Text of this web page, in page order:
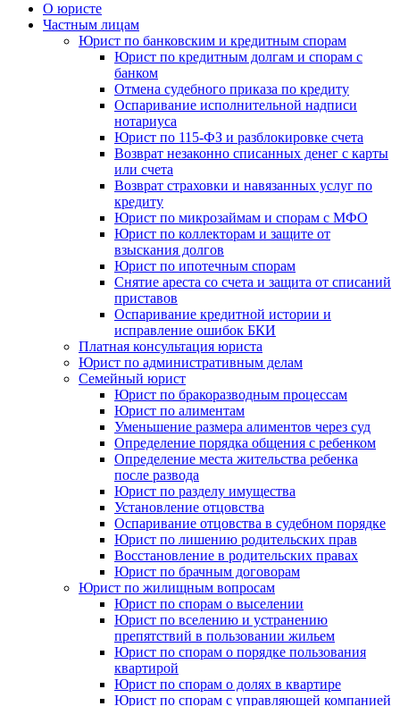
О юристе
Частным лицам
Юрист по банковским и кредитным спорам
Юрист по кредитным долгам и спорам с
банком
Отмена судебного приказа по кредиту
Оспаривание исполнительной надписи
нотариуса
Юрист по 115-ФЗ и разблокировке счета
Возврат незаконно списанных денег с карты
или счета
Возврат страховки и навязанных услуг по
кредиту
Юрист по микрозаймам и спорам с МФО
Юрист по коллекторам и защите от
взыскания долгов
Юрист по ипотечным спорам
Снятие ареста со счета и защита от списаний
приставов
Оспаривание кредитной истории и
исправление ошибок БКИ
Платная консультация юриста
Юрист по административным делам
Семейный юрист
Юрист по бракоразводным процессам
Юрист по алиментам
Уменьшение размера алиментов через суд
Определение порядка общения с ребенком
Определение места жительства ребенка
после развода
Юрист по разделу имущества
Установление отцовства
Оспаривание отцовства в судебном порядке
Юрист по лишению родительских прав
Восстановление в родительских правах
Юрист по брачным договорам
Юрист по жилищным вопросам
Юрист по спорам о выселении
Юрист по вселению и устранению
препятствий в пользовании жильем
Юрист по спорам о порядке пользования
квартирой
Юрист по спорам о долях в квартире
Юрист по спорам с управляющей компанией